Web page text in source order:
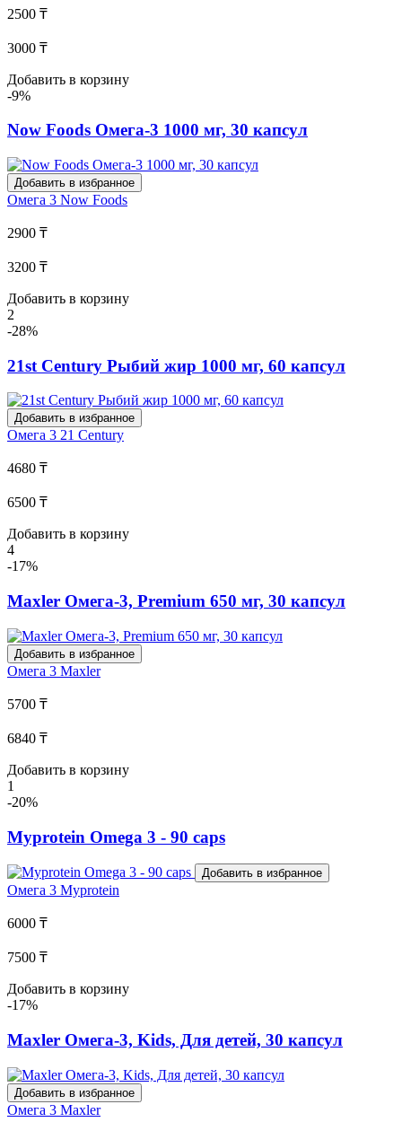
2500 ₸
3000 ₸
Добавить в корзину
-9%
Now Foods Омега-3 1000 мг, 30 капсул
Добавить в избранное
Омега 3 Now Foods
2900 ₸
3200 ₸
Добавить в корзину
2
-28%
21st Century Рыбий жир 1000 мг, 60 капсул
Добавить в избранное
Омега 3 21 Century
4680 ₸
6500 ₸
Добавить в корзину
4
-17%
Maxler Омега-3, Premium 650 мг, 30 капсул
Добавить в избранное
Омега 3 Maxler
5700 ₸
6840 ₸
Добавить в корзину
1
-20%
Myprotein Omega 3 - 90 caps
Добавить в избранное
Омега 3 Myprotein
6000 ₸
7500 ₸
Добавить в корзину
-17%
Maxler Омега-3, Kids, Для детей, 30 капсул
Добавить в избранное
Омега 3 Maxler